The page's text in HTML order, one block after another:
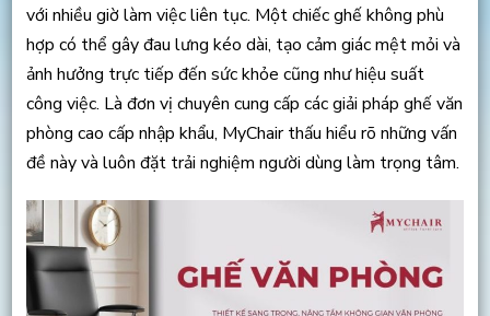
với nhiều giờ làm việc liên tục. Một chiếc ghế không phù
hợp có thể gây đau lưng kéo dài, tạo cảm giác mệt mỏi và
ảnh hưởng trực tiếp đến sức khỏe cũng như hiệu suất
công việc. Là đơn vị chuyên cung cấp các giải pháp ghế văn
phòng cao cấp nhập khẩu, MyChair thấu hiểu rõ những vấn
đề này và luôn đặt trải nghiệm người dùng làm trọng tâm.